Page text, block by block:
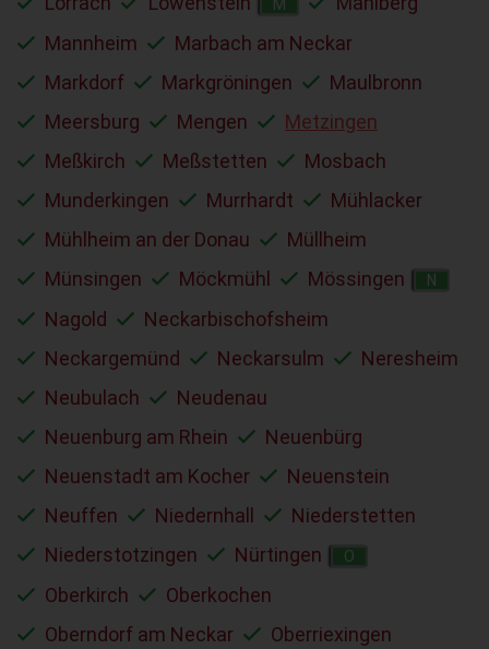
M
Mannheim
Marbach am Neckar
Markdorf
Markgröningen
Maulbronn
Meersburg
Mengen
Metzingen
Meßkirch
Meßstetten
Mosbach
Munderkingen
Murrhardt
Mühlacker
Mühlheim an der Donau
Müllheim
Münsingen
Möckmühl Mössingen N
Nagold
Neckarbischofsheim
Neckargemünd
Neckarsulm
Neresheim
Neubulach
Neudenau
Neuenburg am Rhein
Neuenbürg
Neuenstadt am Kocher
Neuenstein
Neuffen
Niedernhall
Niederstetten
Niederstotzingen
Nürtingen O
Oberkirch
Oberkochen
Oberndorf am Neckar
Oberriexingen